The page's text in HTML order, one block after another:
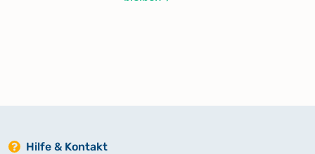
Hilfe & Kontakt